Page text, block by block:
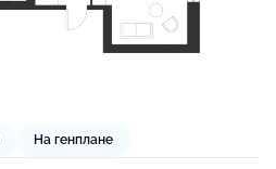
На генплане